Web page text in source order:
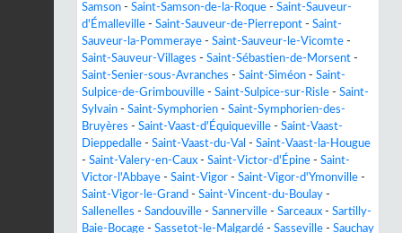
Samson - Saint-Samson-de-la-Roque - Saint-Sauveur-
d'Émalleville - Saint-Sauveur-de-Pierrepont - Saint-
Sauveur-la-Pommeraye - Saint-Sauveur-le-Vicomte -
Saint-Sauveur-Villages - Saint-Sébastien-de-Morsent -
Saint-Senier-sous-Avranches - Saint-Siméon - Saint-
Sulpice-de-Grimbouville - Saint-Sulpice-sur-Risle - Saint-
Sylvain - Saint-Symphorien - Saint-Symphorien-des-
Bruyères - Saint-Vaast-d'Équiqueville - Saint-Vaast-
Dieppedalle - Saint-Vaast-du-Val - Saint-Vaast-la-Hougue
- Saint-Valery-en-Caux - Saint-Victor-d'Épine - Saint-
Victor-l'Abbaye - Saint-Vigor - Saint-Vigor-d'Ymonville -
Saint-Vigor-le-Grand - Saint-Vincent-du-Boulay -
Sallenelles - Sandouville - Sannerville - Sarceaux - Sartilly-
Baie-Bocage - Sassetot-le-Malgardé - Sasseville - Sauchay